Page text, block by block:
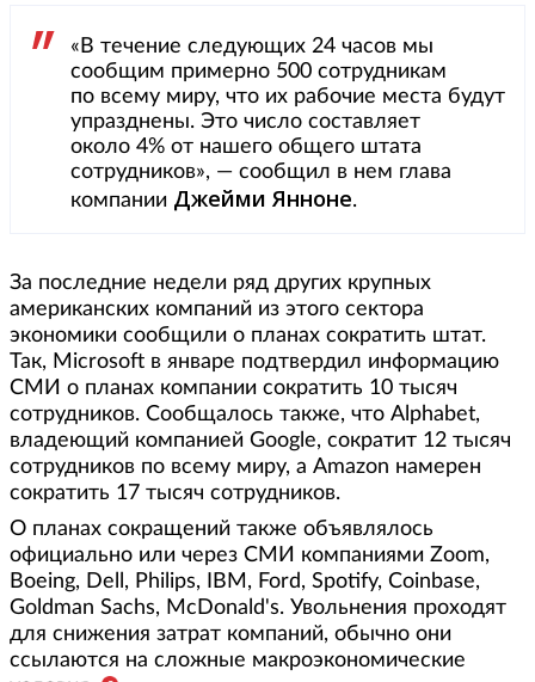
«В течение следующих 24 часов мы
сообщим примерно 500 сотрудникам
по всему миру, что их рабочие места будут
упразднены. Это число составляет
около 4% от нашего общего штата
сотрудников», — сообщил в нем глава
компании Джейми Янноне.
За последние недели ряд других крупных
американских компаний из этого сектора
экономики сообщили о планах сократить штат.
Так, Microsoft в январе подтвердил информацию
СМИ о планах компании сократить 10 тысяч
сотрудников. Сообщалось также, что Alphabet,
владеющий компанией Google, сократит 12 тысяч
сотрудников по всему миру, а Amazon намерен
сократить 17 тысяч сотрудников.
О планах сокращений также объявлялось
официально или через СМИ компаниями Zoom,
Boeing, Dell, Philips, IBM, Ford, Spotify, Coinbase,
Goldman Sachs, McDonald's. Увольнения проходят
для снижения затрат компаний, обычно они
ссылаются на сложные макроэкономические